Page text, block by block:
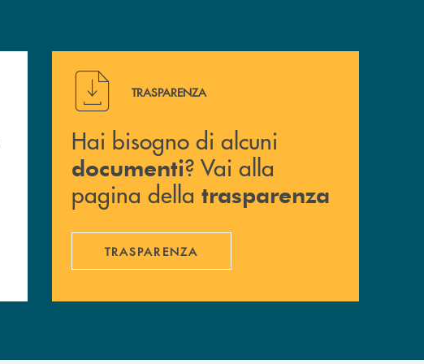
Hai bisogno di alcuni documenti ? Vai alla pagina della
TRASPARENZA
Hai bisogno di alcuni
documenti? Vai alla
pagina della trasparenza
TRASPARENZA